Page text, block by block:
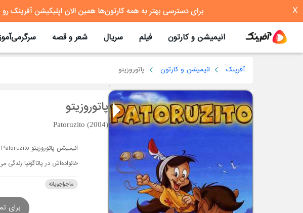
X
انیمیشن و کارتون فیلم سریال شعر و قصه
آفرینک انیمیشن و کارتون پاتوروزیتو
پاتوروزیتو
Patoruzito (2004)
خانواده‌اش در پاتاگونیا
ماجراجویانه
برای